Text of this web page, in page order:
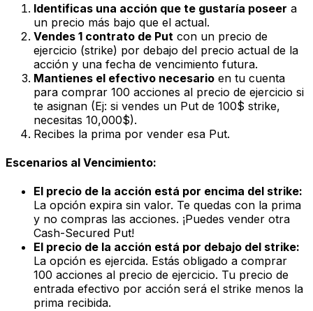
Identificas una acción que te gustaría poseer a
un precio más bajo que el actual.
Vendes 1 contrato de Put con un precio de
ejercicio (strike) por debajo del precio actual de la
acción y una fecha de vencimiento futura.
Mantienes el efectivo necesario en tu cuenta
para comprar 100 acciones al precio de ejercicio si
te asignan (Ej: si vendes un Put de 100$ strike,
necesitas 10,000$).
Recibes la prima por vender esa Put.
Escenarios al Vencimiento:
El precio de la acción está por encima del strike:
La opción expira sin valor. Te quedas con la prima
y no compras las acciones. ¡Puedes vender otra
Cash-Secured Put!
El precio de la acción está por debajo del strike:
La opción es ejercida. Estás obligado a comprar
100 acciones al precio de ejercicio. Tu precio de
entrada efectivo por acción será el strike menos la
prima recibida.